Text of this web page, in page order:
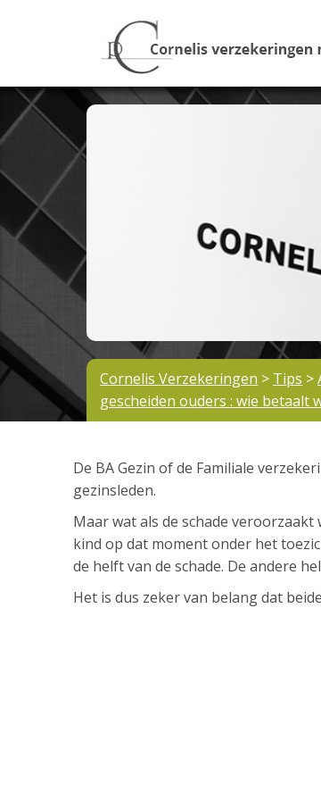
Cornelis Verzekeringen > Tips >
gescheiden ouders : wie betaalt
De BA Gezin of de Familiale
gezinsleden.
Maar wat als de schade
kind op dat moment onder het
de helft van de schade. De andere
Het is dus zeker van belang dat